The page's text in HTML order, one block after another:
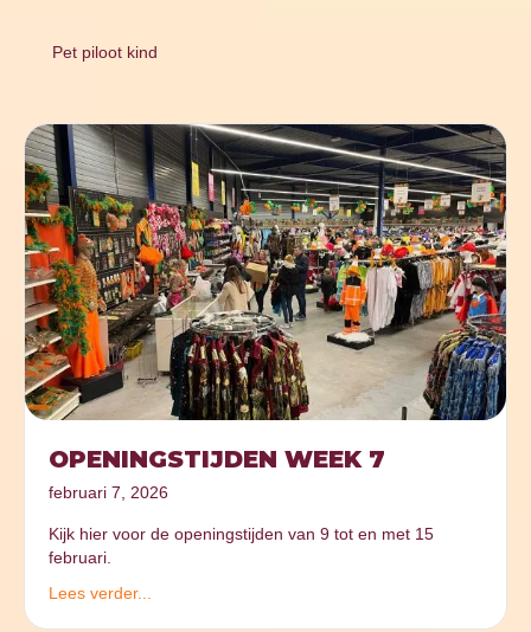
Pet piloot kind
OPENINGSTIJDEN WEEK 7
februari 7, 2026
Kijk hier voor de openingstijden van 9 tot en met 15
februari.
Lees verder...